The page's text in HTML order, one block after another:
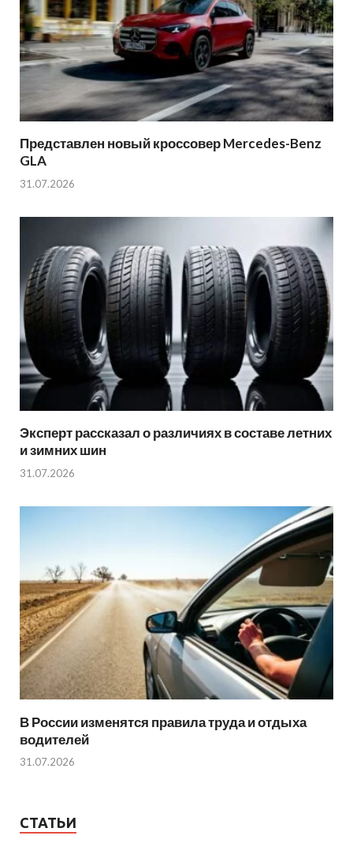
Представлен новый кроссовер Mercedes-Benz
GLA
31.07.2026
Эксперт рассказал о различиях в составе летних
и зимних шин
31.07.2026
В России изменятся правила труда и отдыха
водителей
31.07.2026
СТАТЬИ